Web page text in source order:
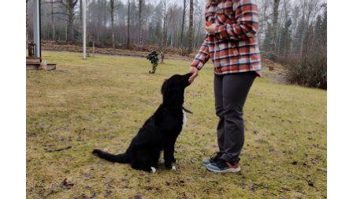
mars 2024
M T T F L
S
2
3
4
5 6 8
10
11
12 13 14 15 16
17
18
19 20 21 22 23
24
25
26 27 28 29 30 31